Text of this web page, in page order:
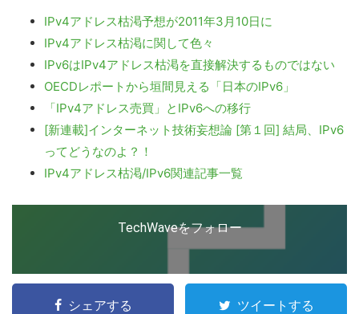
IPv4アドレス枯渇予想が2011年3月10日に
IPv4アドレス枯渇に関して色々
IPv6はIPv4アドレス枯渇を直接解決するものではない
OECDレポートから垣間見える「日本のIPv6」
「IPv4アドレス売買」とIPv6への移行
[新連載]インターネット技術妄想論 [第１回] 結局、IPv6
ってどうなのよ？！
IPv4アドレス枯渇/IPv6関連記事一覧
TechWaveをフォロー
シェアする ツイートする
イ